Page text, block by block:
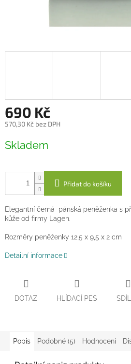
690 Kč
570,30 Kč bez DPH
cena:
Skladem
Přidat do košíku
Elegantní černá pánská peněženka s
kůže od firmy Lagen.
Rozměry peněženky 12,5 x 9,5 x 2 cm
Detailní informace
DOTAZ HLÍDACÍ PES
Popis Podobné (5) Hodnocení